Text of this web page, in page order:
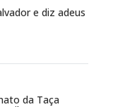
e diz adeus
da Taça